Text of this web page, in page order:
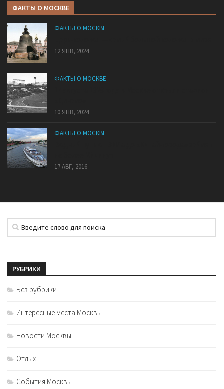
ФАКТЫ О МОСКВЕ
ФАКТЫ О МОСКВЕ
12 ЯНВ, 2024
ФАКТЫ О МОСКВЕ
10 ЯНВ, 2024
ФАКТЫ О МОСКВЕ
17 АВГ, 2016
РУБРИКИ
Без рубрики
Интересные места Москвы
Новости Москвы
Отдых
События Москвы